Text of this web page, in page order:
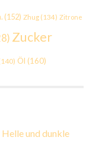
(152) Zhug (134) Zitrone
Zucker
Öl (160)
Helle und dunkle